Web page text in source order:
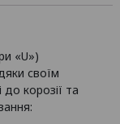
«U»)
своїм
до корозії та